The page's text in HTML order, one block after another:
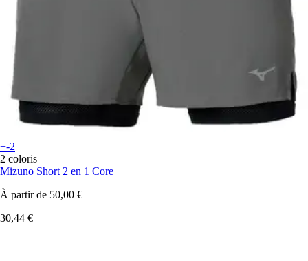
+-2
2 coloris
Mizuno Short 2 en 1 Core
À partir de 50,00 €
30,44 €